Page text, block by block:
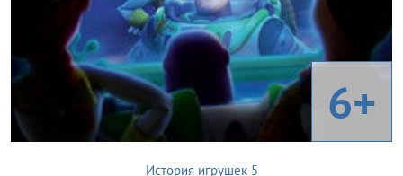
6+
История игрушек 5